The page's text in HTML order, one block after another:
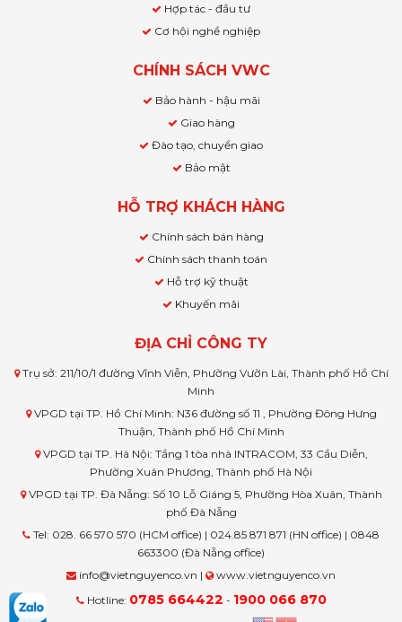
Hợp tác - đầu tư
Cơ hội nghề nghiệp
CHÍNH SÁCH VWC
Bảo hành - hậu mãi
Giao hàng
Đào tạo, chuyển giao
Bảo mật
HỖ TRỢ KHÁCH HÀNG
Chính sách bán hàng
Chính sách thanh toán
Hỗ trợ kỹ thuật
Khuyến mãi
ĐỊA CHỈ CÔNG TY
Trụ sở: 211/10/1 đường Vĩnh Viễn, Phường Vườn Lài, Thành phố Hồ Chí
Minh
VPGD tại TP. Hồ Chí Minh: N36 đường số 11 , Phường Đông Hưng
Thuận, Thành phố Hồ Chí Minh
VPGD tại TP. Hà Nội: Tầng 1 tòa nhà INTRACOM, 33 Cầu Diễn,
Phường Xuân Phương, Thành phố Hà Nội
VPGD tại TP. Đà Nẵng: Số 10 Lỗ Giáng 5, Phường Hòa Xuân, Thành
phố Đà Nẵng
Tel: 028. 66 570 570 (HCM office) | 024.85 871 871 (HN office) | 0848
663300 (Đà Nẵng office)
info@vietnguyenco.vn |
www.vietnguyenco.vn
Hotline: 0785 664422 - 1900 066 870